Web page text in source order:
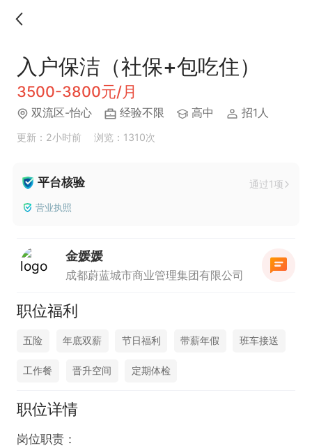
入户保洁（社保+包吃住）
3500-3800元/月
双流区-怡心 经验不限 高中 招1人
更新：2小时前 浏览：1310次
平台核验 通过1项
营业执照
金媛媛
成都蔚蓝城市商业管理集团有限公司
职位福利
五险 年底双薪 节日福利 带薪年假 班车接送
工作餐 晋升空间 定期体检
职位详情
岗位职责：